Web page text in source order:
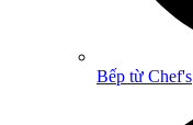
Bếp từ Chef's